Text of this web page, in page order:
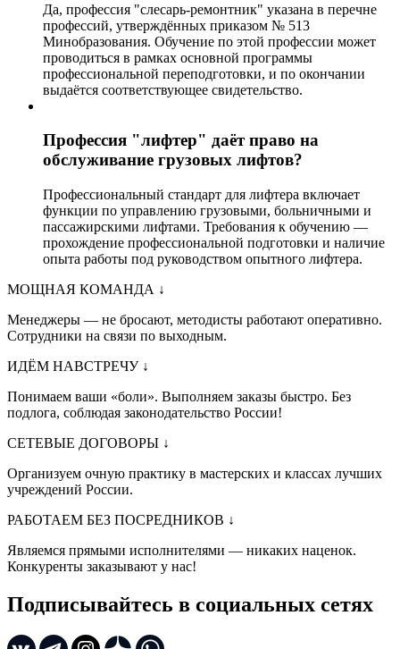
Да, профессия "слесарь-ремонтник" указана в перечне
профессий, утверждённых приказом № 513
Минобразования. Обучение по этой профессии может
проводиться в рамках основной программы
профессиональной переподготовки, и по окончании
выдаётся соответствующее свидетельство.
Профессия "лифтер" даёт право на
обслуживание грузовых лифтов?
Профессиональный стандарт для лифтера включает
функции по управлению грузовыми, больничными и
пассажирскими лифтами. Требования к обучению —
прохождение профессиональной подготовки и наличие
опыта работы под руководством опытного лифтера.
МОЩНАЯ КОМАНДА ↓
Менеджеры — не бросают, методисты работают оперативно.
Сотрудники на связи по выходным.
ИДЁМ НАВСТРЕЧУ ↓
Понимаем ваши «боли». Выполняем заказы быстро. Без
подлога, соблюдая законодательство России!
СЕТЕВЫЕ ДОГОВОРЫ ↓
Организуем очную практику в мастерских и классах лучших
учреждений России.
РАБОТАЕМ БЕЗ ПОСРЕДНИКОВ ↓
Являемся прямыми исполнителями — никаких наценок.
Конкуренты заказывают у нас!
Подписывайтесь в социальных сетях